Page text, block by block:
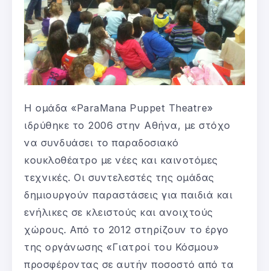
Η ομάδα «ParaMana Puppet Theatre»
ιδρύθηκε το 2006 στην Αθήνα, με στόχο
να συνδυάσει το παραδοσιακό
κουκλοθέατρο με νέες και καινοτόμες
τεχνικές. Οι συντελεστές της ομάδας
δημιουργούν παραστάσεις για παιδιά και
ενήλικες σε κλειστούς και ανοιχτούς
χώρους. Από το 2012 στηρίζουν το έργο
της οργάνωσης «Γιατροί του Κόσμου»
προσφέροντας σε αυτήν ποσοστό από τα